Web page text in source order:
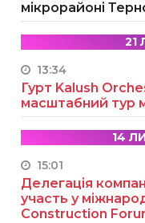
мікрорайоні
21
13:34
Гурт Kalush
масштабний тур
14
15:01
Делегація
участь у
Construction